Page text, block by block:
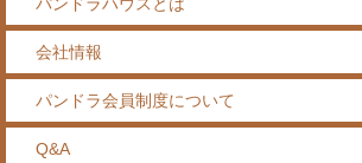
会社情報
パンドラ会員制度について
Q&A